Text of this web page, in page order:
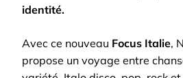
identité.
Avec ce nouveau Focus Italie,
propose un voyage entre